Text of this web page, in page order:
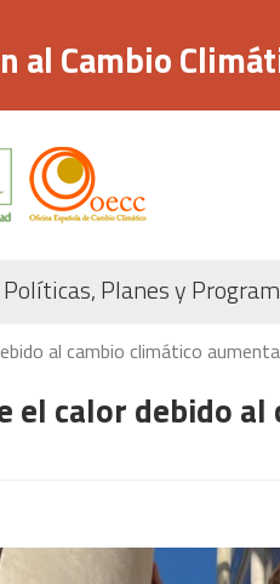
Cambio
Políticas, Planes y
al cambio climático
el calor debido